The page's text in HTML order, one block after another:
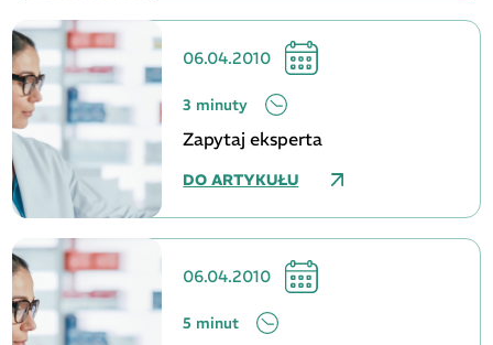
06.04.2010
3 minuty
Zapytaj eksperta
DO ARTYKUŁU
06.04.2010
5 minut